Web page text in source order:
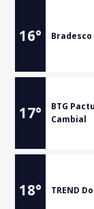
16° Bradesco
17°
BTG
Cambial
18° TREND